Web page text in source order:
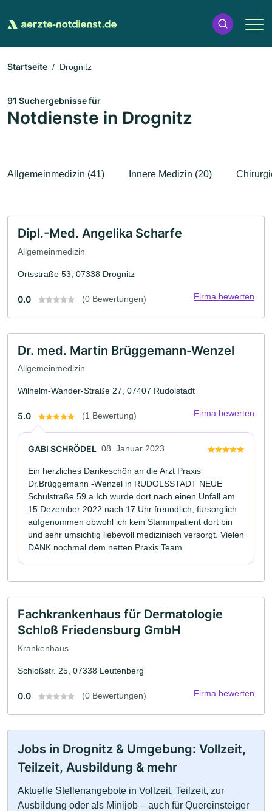
Startseite Drognitz
91 Suchergebnisse für
Notdienste in Drognitz
Allgemeinmedizin (41) Innere Medizin (20)
Dipl.-Med. Angelika Scharfe
Allgemeinmedizin
Ortsstraße 53, 07338 Drognitz
0.0 (0 Bewertungen) Firma bewerten
Dr. med. Martin Brüggemann-Wenzel
Allgemeinmedizin
Wilhelm-Wander-Straße 27, 07407 Rudolstadt
5.0 (1 Bewertung) Firma bewerten
GABI SCHRÖDEL 08. Januar 2023
Ein herzliches Dankeschön an die Arzt Praxis
Dr.Brüggemann -Wenzel in RUDOLSSTADT NEUE
Schulstraße 59 a.Ich wurde dort nach einen Unfall am
15.Dezember 2022 nach 17 Uhr freundlich, fürsorglich
aufgenommen obwohl ich kein Stammpatient dort bin
und sehr umsichtig liebevoll medizinisch versorgt. Vielen
DANK nochmal dem netten Praxis Team.
Fachkrankenhaus für Dermatologie
Schloß Friedensburg GmbH
Krankenhaus
Schloßstr. 25, 07338 Leutenberg
0.0 (0 Bewertungen) Firma bewerten
Jobs in Drognitz & Umgebung: Vollzeit,
Teilzeit, Ausbildung & mehr
Aktuelle Stellenangebote in Vollzeit, Teilzeit, zur
Ausbildung oder als Minijob – auch für Quereinsteiger